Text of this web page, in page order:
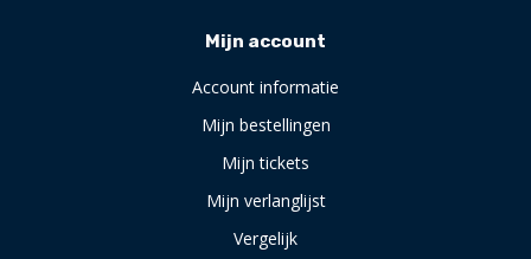
Mijn account
Account informatie
Mijn bestellingen
Mijn tickets
Mijn verlanglijst
Vergelijk